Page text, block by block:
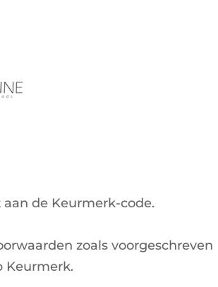
de Keurmerk-code.
zoals voorgeschreven
Keurmerk.